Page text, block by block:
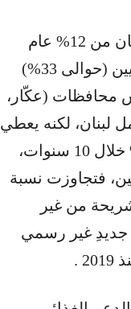
وفق أحدث تقريرٍ للبنك الدولي، ارتفعت نسبة الفقر النقدي في لبنان من 12% عام
2012 إلى 44% عام 2022. ويذكر التقرير أنّ واحدًا من كل ثلاثة لبنانيين (حوالى 33%)
محافظات (عكّار،
لبنان، لكنه يعطي
لمحة واضحة عن الواقع. في بيروت، انخفض الفقر من 4% إلى 2% خلال 10 سنوات،
السوريين، فتجاوزت نسبة
مع شريحة من غير
فقرِ جديدِ غير رسمي